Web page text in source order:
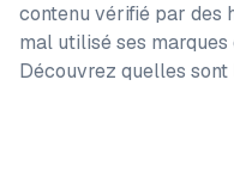
contenu vérifié par des
mal utilisé ses marques
Découvrez quelles